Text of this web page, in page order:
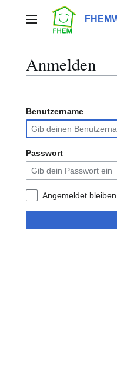
springenHauptmenü
Anmelden
Benutzername
Passwort
Angemeldet bleiben